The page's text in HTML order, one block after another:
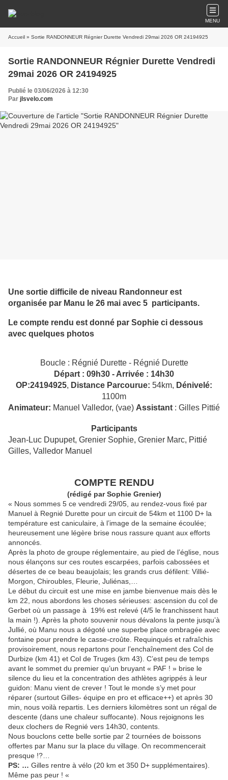
MENU
Accueil » Sortie RANDONNEUR Régnier Durette Vendredi 29mai 2026 OR 24194925
Sortie RANDONNEUR Régnier Durette Vendredi
29mai 2026 OR 24194925
Publié le 03/06/2026 à 12:30
Par jlsvelo.com
Une sortie difficile de niveau Randonneur est
organisée par Manu le 26 mai avec 5 participants.
Le compte rendu est donné par Sophie ci dessous
avec quelques photos
Boucle : Régnié Durette - Régnié Durette
Départ : 09h30 - Arrivée : 14h30
OP:24194925, Distance Parcourue: 54km, Dénivelé:
1100m
Animateur: Manuel Valledor, (vae) Assistant : Gilles Pittié
Participants
Jean-Luc Dupupet, Grenier Sophie, Grenier Marc, Pittié
Gilles, Valledor Manuel
COMPTE RENDU
(rédigé par Sophie Grenier)
« Nous sommes 5 ce vendredi 29/05, au rendez-vous fixé par
Manuel à Regnié Durette pour un circuit de 54km et 1100 D+ la
température est caniculaire, à l’image de la semaine écoulée;
heureusement une légère brise nous rassure quant aux efforts
annoncés.
Après la photo de groupe réglementaire, au pied de l’église, nous
nous élançons sur ces routes escarpées, parfois cabossées et
désertes de ce beau beaujolais; les grands crus défilent: Villié-
Morgon, Chiroubles, Fleurie, Juliénas,…
Le début du circuit est une mise en jambe bienvenue mais dès le
km 22, nous abordons les choses sérieuses: ascension du col de
Gerbet où un passage à 19% est relevé (4/5 le franchissent haut
la main !). Après la photo souvenir nous dévalons la pente jusqu’à
Jullié, où Manu nous a dégoté une superbe place ombragée avec
fontaine pour prendre le casse-croûte. Requinqués et rafraîchis
provisoirement, nous repartons pour l’enchaînement des Col de
Durbize (km 41) et Col de Truges (km 43). C’est peu de temps
avant le sommet du premier qu’un bruyant « PAF ! » brise le
silence du lieu et la concentration des athlètes agrippés à leur
guidon: Manu vient de crever ! Tout le monde s’y met pour
réparer (surtout Gilles- équipe en pro et efficace++) et après 30
min, nous voilà repartis. Les derniers kilomètres sont un régal de
descente (dans une chaleur suffocante). Nous rejoignons les
deux clochers de Regnié vers 14h30, contents.
Nous bouclons cette belle sortie par 2 tournées de boissons
offertes par Manu sur la place du village. On recommencerait
presque !?…
PS: … Gilles rentre à vélo (20 km et 350 D+ supplémentaires).
Même pas peur ! «